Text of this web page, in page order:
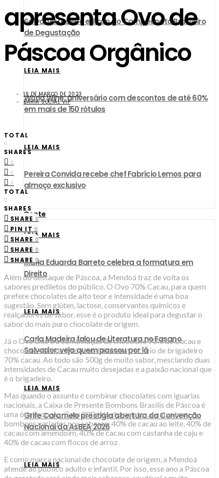
​Salvador recebe edição do Campeonato Brasileiro
de Degustação
LEIA MAIS
World Wine: aniversário com descontos de até 60%
em mais de 150 rótulos
LEIA MAIS
Pereira Convida recebe chef Fabrício Lemos para
almoço exclusivo
Gente
LEIA MAIS
Maria Eduarda Barreto celebra a formatura em
Direito
LEIA MAIS
Carla Madeira falou de Literatura no Fasano
Salvador; veja quem passou por lá
LEIA MAIS
Grife Caramelo prestigia abertura da Convenção
Nacional da AsBEA 2026
LEIA MAIS
apresenta Ovo de
Páscoa Orgânico
16 DE MARÇO DE 2023
BAHIA SOCIAL VIP
TOTAL
0
SHARES
0
0
0
TOTAL
0
SHARES
SHARE 0
PIN IT 0
SHARE 0
SHARE 0
SHARE 0
Além do destaque de Páscoa, a Mendoá traz de volta os
sabores prediletos do público. O Ovo 70% Cacau, para quem
prefere chocolates de alto teor e intensidade é uma boa
sugestão. Sem glúten, lactose, conservantes químicos e
realçadores de sabor, esse é o produto ideal para degustar o
sabor do mais puro chocolate de origem.
Já o Ovo Duo é a combinação de chocolate 70% de Cacau e
chocolate 40% de Cacau ao leite, com recheio de brigadeiro
70% cacau. Ao todo são 500g de muito sabor, mesclando duas
intensidades de Cacau muito desejadas e a paixão nacional que
é o brigadeiro.
Mas quando o assunto é combinar chocolates com iguarias
nacionais, a Caixa de Presente Bombons Brasilis de Páscoa é
uma ótima opção. Com 200g de chocolates, a caixa traz
bombons variados nos sabores: 40% de cacau ao leite, 40% de
cacau com amendoim, 40% de cacau com castanha de caju e
40% de cacau com flocos de arroz.
E como marca nacional de chocolate de origem, a Mendoá
atende ao público adulto e infantil. Por isso, esse ano a Páscoa